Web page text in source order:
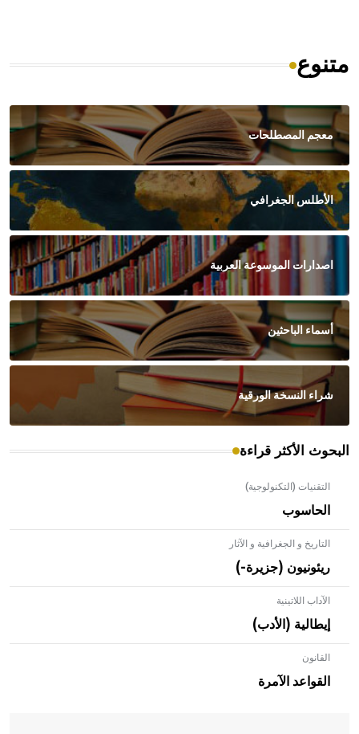
متنوع
معجم المصطلحات
الأطلس الجغرافي
اصدارات الموسوعة العربية
أسماء الباحثين
شراء النسخة الورقية
البحوث الأكثر قراءة
التقنيات (التكنولوجية)
الحاسوب
التاريخ و الجغرافية و الآثار
ريئونيون (جزيرة-)
الآداب اللاتينية
إيطالية (الأدب)
القانون
القواعد الآمرة
- هل تعلم أن الأبلق نوع من الفنون الهندسية التي ارتبطت
بالعمارة الإسلامية في بلاد الشام ومصر خاصة، حيث يحرص
المعمار على بناء مداميكه وخاصة في الواجهات